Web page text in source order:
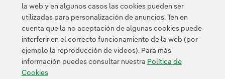
Contacta Clientes Política de Privacidad Información legal
Política de cookies
la web y en algunos casos las cookies pueden ser
utilizadas para personalización de anuncios. Ten en
cuenta que la no aceptación de algunas cookies puede
interferir en el correcto funcionamiento de la web (por
ejemplo la reproducción de videos). Para más
información puedes consultar nuestra Política de
Cookies